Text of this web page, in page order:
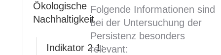
Ökologische
Nachhaltigkeit
Indikator 2.1:
Folgende Informationen sind
bei der Untersuchung der
Persistenz besonders
relevant: